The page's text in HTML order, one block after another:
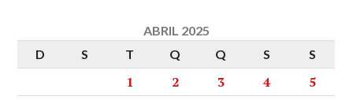
ABRIL 2025
D
S T Q Q S S
1 2 3 4
5